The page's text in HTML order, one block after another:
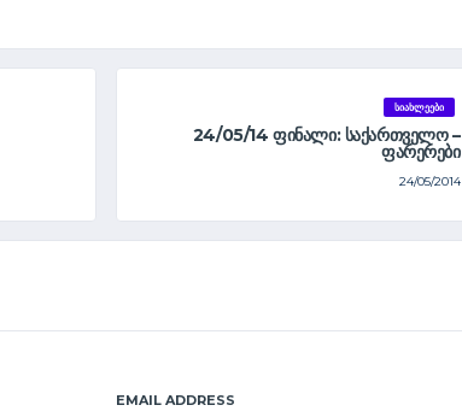
ᲡᲘᲐᲮᲚᲔᲔᲑᲘ
24/05/14 ᲤᲘᲜᲐᲚᲘ: ᲡᲐᲥᲐᲠᲗᲕᲔᲚᲝ –
ᲤᲐᲠᲔᲠᲔᲑᲘ
24/05/2014
EMAIL ADDRESS